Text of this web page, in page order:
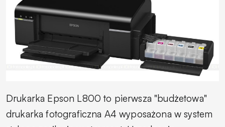
Drukarka Epson L800 to pierwsza "budżetowa"
drukarka fotograficzna A4 wyposażona w system